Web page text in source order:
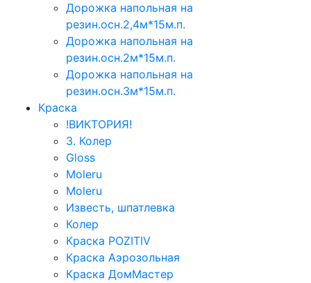
Дорожка напольная на
резин.осн.2,4м*15м.п.
Дорожка напольная на
резин.осн.2м*15м.п.
Дорожка напольная на
резин.осн.3м*15м.п.
Краска
!ВИКТОРИЯ!
3. Колер
Gloss
Moleru
Moleru
Известь, шпатлевка
Колер
Краска POZITIV
Краска Аэрозольная
Краска ДомМастер